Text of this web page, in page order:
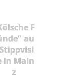
F
au
in Main
z